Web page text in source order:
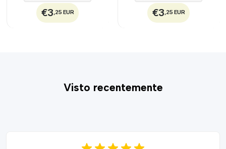
€3,25 EUR €3,25 EUR
Visto recentemente